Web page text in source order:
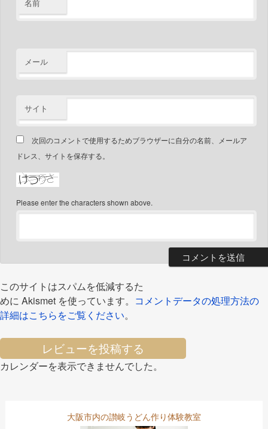
名前
メール
サイト
次回のコメントで使用するためブラウザーに自分の名前、メールア
ドレス、サイトを保存する。
Please enter the characters shown above.
このサイトはスパムを低減するた
めに Akismet を使っています。 コメントデータの処理方法の
詳細はこちらをご覧ください。
レビューを投稿する
カレンダーを表示できませんでした。
大阪市内の讃岐うどん作り体験教室